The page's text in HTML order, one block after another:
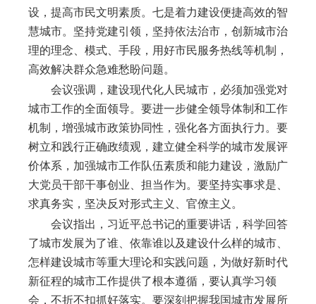
设，提高市民文明素质。七是着力建设便捷高效的智
慧城市。坚持党建引领，坚持依法治市，创新城市治
理的理念、模式、手段，用好市民服务热线等机制，
高效解决群众急难愁盼问题。
会议强调，建设现代化人民城市，必须加强党对
城市工作的全面领导。要进一步健全领导体制和工作
机制，增强城市政策协同性，强化各方面执行力。要
树立和践行正确政绩观，建立健全科学的城市发展评
价体系，加强城市工作队伍素质和能力建设，激励广
大党员干部干事创业、担当作为。要坚持实事求是、
求真务实，坚决反对形式主义、官僚主义。
会议指出，习近平总书记的重要讲话，科学回答
了城市发展为了谁、依靠谁以及建设什么样的城市、
怎样建设城市等重大理论和实践问题，为做好新时代
新征程的城市工作提供了根本遵循，要认真学习领
会，不折不扣抓好落实。要深刻把握我国城市发展所